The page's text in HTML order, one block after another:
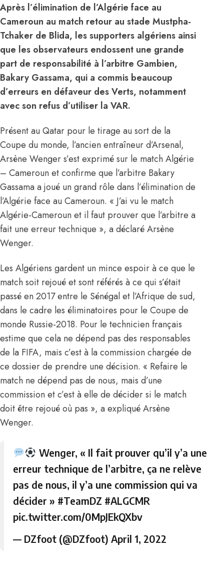
Après l’élimination de l’Algérie face au
Cameroun au match retour au stade Mustpha-
Tchaker de Blida, les supporters algériens ainsi
que les observateurs endossent une grande
part de responsabilité à l’arbitre Gambien,
Bakary Gassama, qui a commis beaucoup
d’erreurs en défaveur des Verts, notamment
avec son refus d’utiliser la VAR.
Présent au Qatar pour le tirage au sort de la
Coupe du monde, l’ancien entraîneur d’Arsenal,
Arsène Wenger s’est exprimé sur le match Algérie
– Cameroun et confirme que l’arbitre Bakary
Gassama a joué un grand rôle dans l’élimination de
l’Algérie face au Cameroun. « J’ai vu le match
Algérie-Cameroun et il faut prouver que l’arbitre a
fait une erreur technique », a déclaré Arsène
Wenger.
Les Algériens gardent un mince espoir à ce que le
match soit rejoué et sont référés à ce qui s’était
passé en 2017 entre le Sénégal et l’Afrique de sud,
dans le cadre les éliminatoires pour le Coupe de
monde Russie-2018. Pour le technicien français
estime que cela ne dépend pas des responsables
de la FIFA, mais c’est à la commission chargée de
ce dossier de prendre une décision. « Refaire le
match ne dépend pas de nous, mais d’une
commission et c’est à elle de décider si le match
doit être rejoué où pas », a expliqué Arsène
Wenger.
Wenger, « Il fait prouver qu’il y’a une
erreur technique de l’arbitre, ça ne relève
pas de nous, il y’a une commission qui va
décider » #TeamDZ #ALGCMR
pic.twitter.com/0MpJEkQXbv
— DZfoot (@DZfoot)April 1, 2022